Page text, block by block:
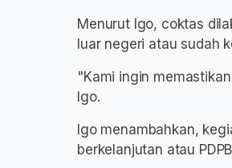
Menurut Igo, coktas
luar negeri atau sudah
"Kami ingin
Igo.
Igo menambahkan,
berkelanjutan atau